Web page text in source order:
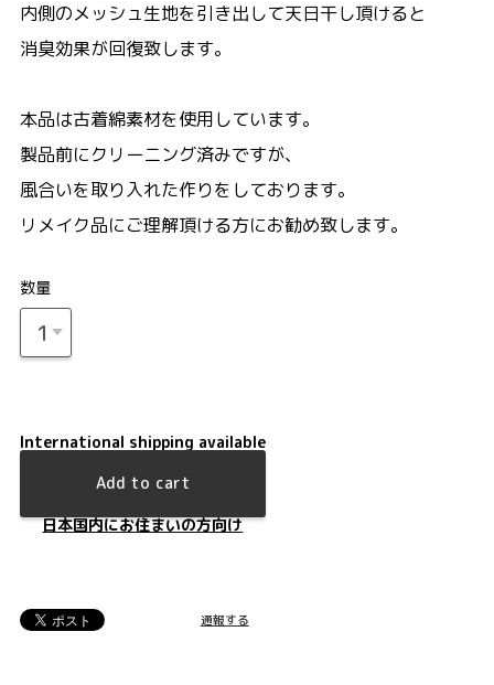
内側のメッシュ生地を引き出して天日干し頂けると
消臭効果が回復致します。
本品は古着綿素材を使用しています。
製品前にクリーニング済みですが、
風合いを取り入れた作りをしております。
リメイク品にご理解頂ける方にお勧め致します。
数量
International shipping available
Add to cart
日本国内にお住まいの方向け
通報する